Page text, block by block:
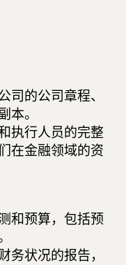
司的公司章程、
本。
执行人员的完整
在金融领域的资
和预算，包括预
务状况的报告，